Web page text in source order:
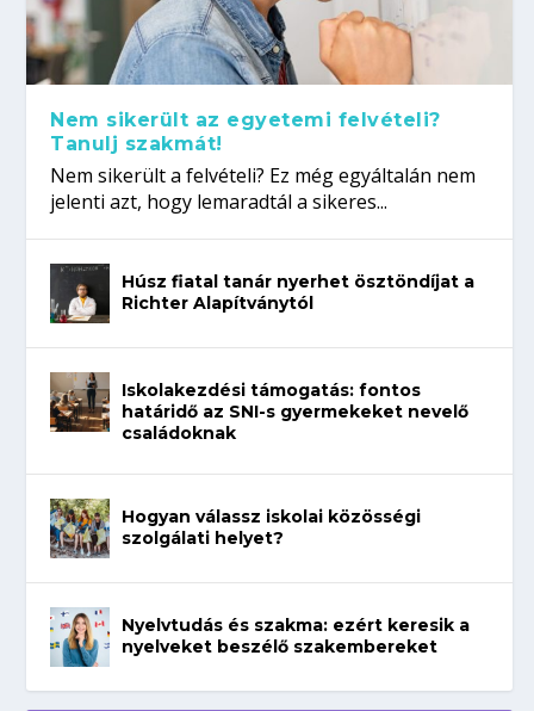
Nem sikerült az egyetemi felvételi?
Tanulj szakmát!
Nem sikerült a felvételi? Ez még egyáltalán nem
jelenti azt, hogy lemaradtál a sikeres...
Húsz fiatal tanár nyerhet ösztöndíjat a
Richter Alapítványtól
Iskolakezdési támogatás: fontos
határidő az SNI-s gyermekeket nevelő
családoknak
Hogyan válassz iskolai közösségi
szolgálati helyet?
Nyelvtudás és szakma: ezért keresik a
nyelveket beszélő szakembereket